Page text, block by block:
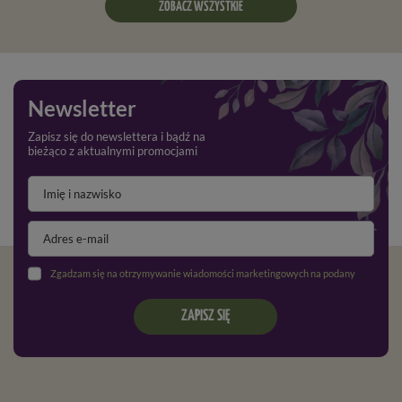
ZOBACZ WSZYSTKIE
Newsletter
Zapisz się do newslettera i bądź na
bieżąco z aktualnymi promocjami
Zgadzam się na otrzymywanie wiadomości marketingowych na podany adres e-mail oraz przetwarzanie danych osobowych zgodnie z
ZAPISZ SIĘ